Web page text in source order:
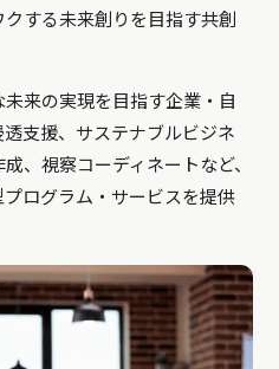
する未来創りを目指す共創
来の実現を目指す企業・自
支援、サステナブルビジネ
、視察コーディネートなど、
ログラム・サービスを提供